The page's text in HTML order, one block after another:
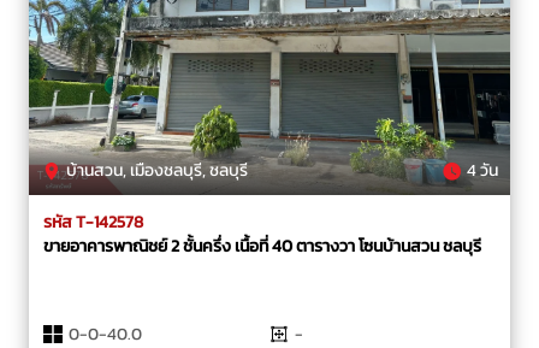
บ้านสวน, เมืองชลบุรี, ชลบุรี 4 วัน
รหัส T-142578
ขายอาคารพาณิชย์ 2 ชั้นครึ่ง เนื้อที่ 40 ตารางวา โซนบ้านสวน ชลบุรี
0-0-40.0
-